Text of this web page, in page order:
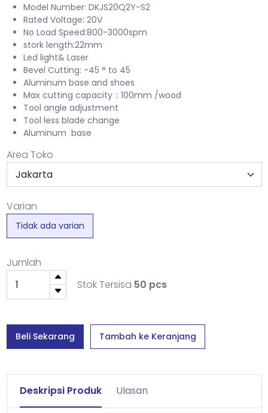
Model Number: DKJS20Q2Y-S2
Rated Voltage: 20V
No Load Speed:800-3000spm
stork length:22mm
Led light& Laser
Bevel Cutting: -45 ° to 45
Aluminum base and shoes
Max cutting capacity：100mm /wood
Tool angle adjustment
Tool less blade change
Aluminum base
Area Toko
Varian
Tidak ada varian
Jumlah
Stok Tersisa 50 pcs
Beli Sekarang Tambah ke Keranjang
Deskripsi Produk Ulasan